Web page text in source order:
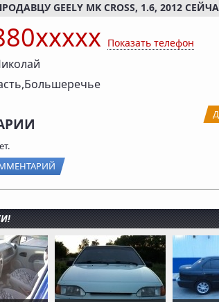
GEELY MK CROSS, 1.6, 2012
Показать телефон